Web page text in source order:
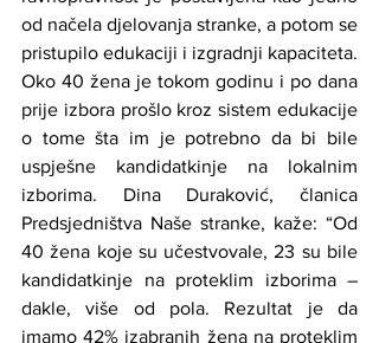
od načela djelovanja stranke, a potom se
pristupilo edukaciji i izgradnji kapaciteta.
Oko 40 žena je tokom godinu i po dana
prije izbora prošlo kroz sistem edukacije
o tome šta im je potrebno da bi bile
uspješne kandidatkinje na lokalnim
izborima. Dina Duraković, članica
Predsjedništva Naše stranke, kaže: “Od
40 žena koje su učestvovale, 23 su bile
kandidatkinje na proteklim izborima –
dakle, više od pola. Rezultat je da
imamo 42% izabranih žena na proteklim